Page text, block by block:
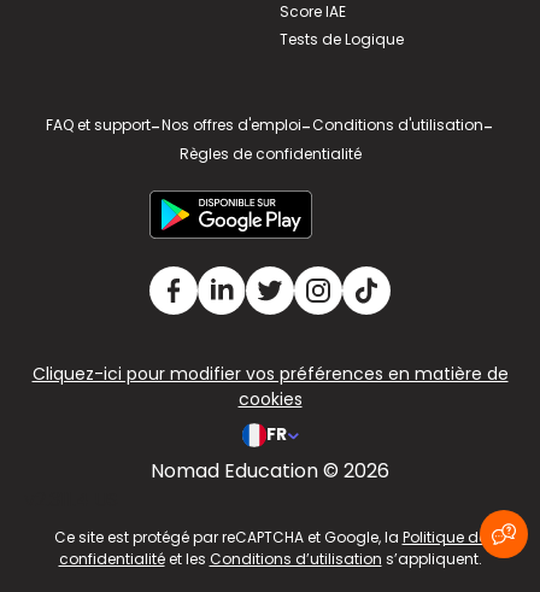
Score IAE
Tests de Logique
FAQ et support-Nos offres d'emploi-Conditions d'utilisation-
Règles de confidentialité
Cliquez-ici pour modifier vos préférences en matière de
cookies
FR
Nomad Education © 2026
Ce site est protégé par reCAPTCHA et Google, la Politique de
confidentialitéet les Conditions d’utilisation s’appliquent.